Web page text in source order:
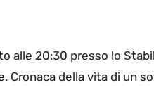
alle 20:30 presso lo
Cronaca della vita di un